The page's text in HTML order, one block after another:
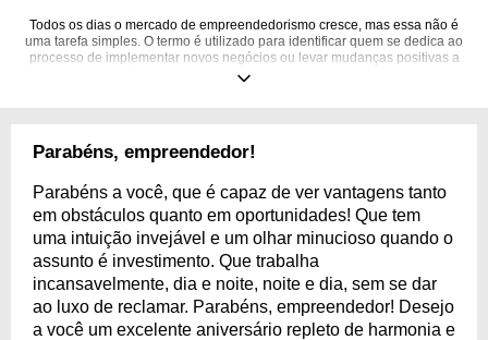
Todos os dias o mercado de empreendedorismo cresce, mas essa não é
uma tarefa simples. O termo é utilizado para identificar quem se dedica ao
processo de implementar novos negócios ou levar mudanças positivas a
empresas já existentes. Esse trabalho essencial merece muito
especial, tornando o dia dessa pessoa ainda mais iluminado!
Parabéns, empreendedor!
Parabéns a você, que é capaz de ver vantagens tanto
em obstáculos quanto em oportunidades! Que tem
uma intuição invejável e um olhar minucioso quando o
assunto é investimento. Que trabalha
incansavelmente, dia e noite, noite e dia, sem se dar
ao luxo de reclamar. Parabéns, empreendedor! Desejo
a você um excelente aniversário repleto de harmonia e